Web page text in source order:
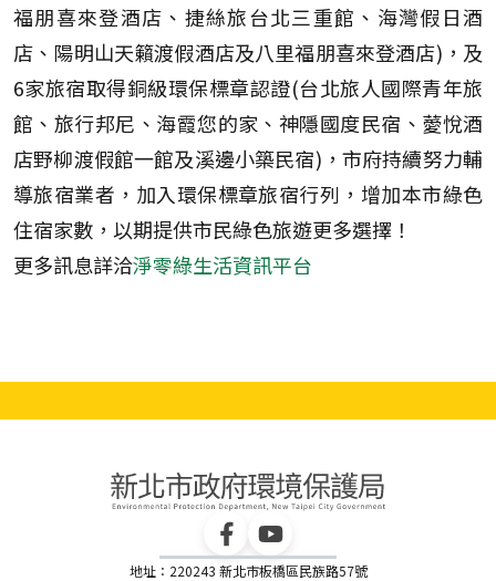
福朋喜來登酒店、捷絲旅台北三重館、海灣假日酒
店、陽明山天籟渡假酒店及八里福朋喜來登酒店)，及
6家旅宿取得銅級環保標章認證(台北旅人國際青年旅
館、旅行邦尼、海霞您的家、神隱國度民宿、薆悅酒
店野柳渡假館一館及溪邊小築民宿)，市府持續努力輔
導旅宿業者，加入環保標章旅宿行列，增加本市綠色
住宿家數，以期提供市民綠色旅遊更多選擇！
更多訊息詳洽淨零綠生活資訊平台
地址：220243 新北市板橋區民族路57號